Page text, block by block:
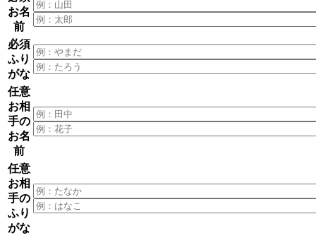
お名
前
必須
ふり
がな
任意
お相
手の
お名
前
任意
お相
手の
ふり
がな